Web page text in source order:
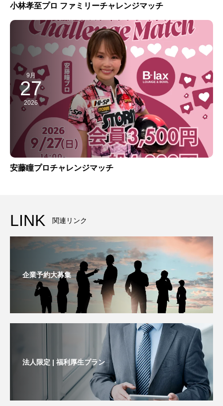
小林孝至プロ ファミリーチャレンジマッチ
9月
27
2026
安藤瞳プロチャレンジマッチ
LINK 関連リンク
企業予約大募集
法人限定 | 福利厚生プラン